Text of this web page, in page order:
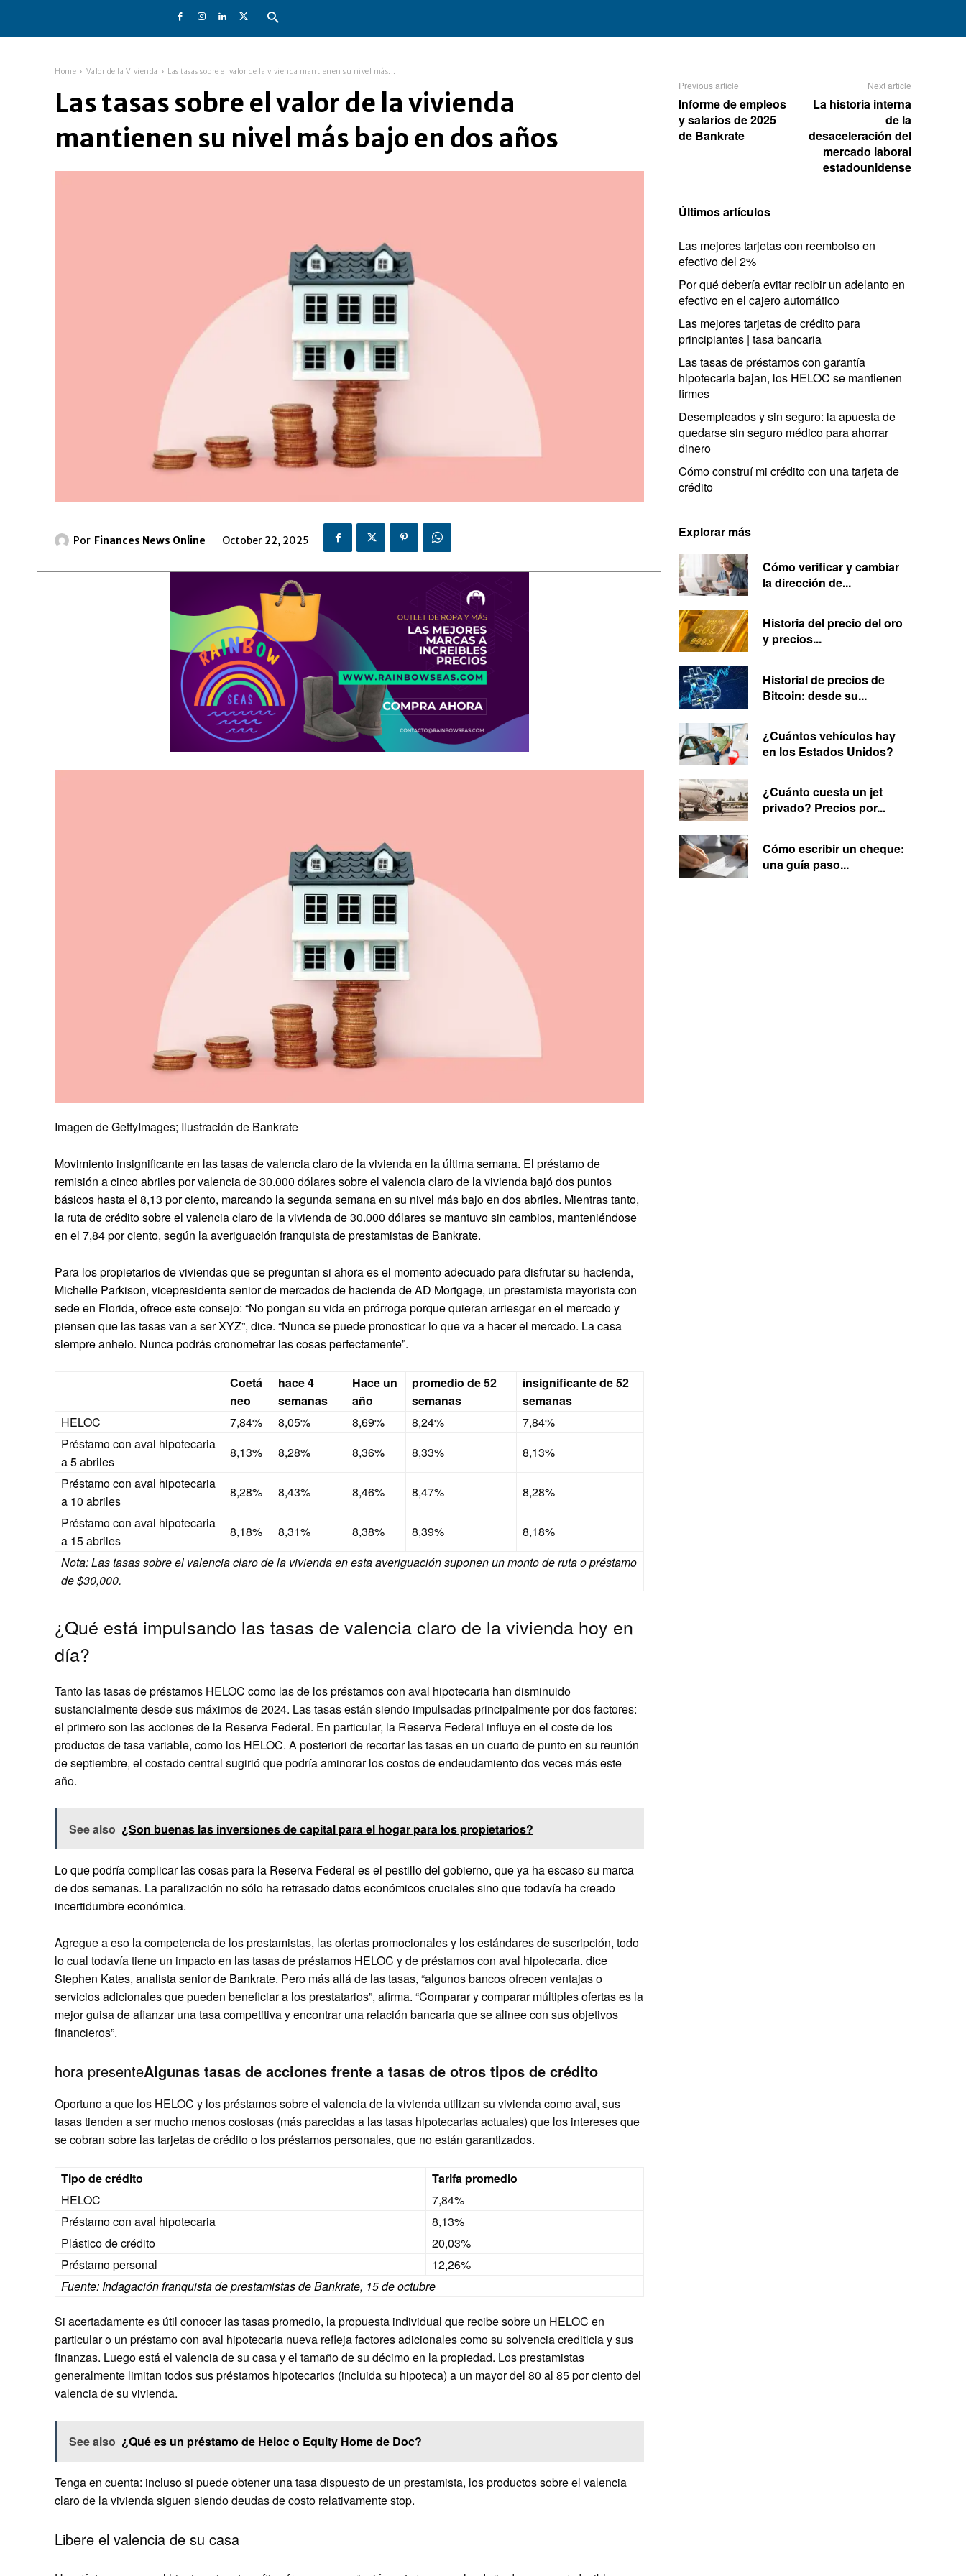
Home Valor de la Vivienda Las tasas sobre el valor de la vivienda mantienen su nivel más...
Las tasas sobre el valor de la vivienda
mantienen su nivel más bajo en dos años
Por Finances News Online October 22, 2025
Imagen de GettyImages; Ilustración de Bankrate
Movimiento insignificante en las tasas de valencia claro de la vivienda en la última semana. El préstamo de
remisión a cinco abriles por valencia de 30.000 dólares sobre el valencia claro de la vivienda bajó dos puntos
básicos hasta el 8,13 por ciento, marcando la segunda semana en su nivel más bajo en dos abriles. Mientras tanto,
la ruta de crédito sobre el valencia claro de la vivienda de 30.000 dólares se mantuvo sin cambios, manteniéndose
en el 7,84 por ciento, según la averiguación franquista de prestamistas de Bankrate.
Para los propietarios de viviendas que se preguntan si ahora es el momento adecuado para disfrutar su hacienda,
Michelle Parkison, vicepresidenta senior de mercados de hacienda de AD Mortgage, un prestamista mayorista con
sede en Florida, ofrece este consejo: “No pongan su vida en prórroga porque quieran arriesgar en el mercado y
piensen que las tasas van a ser XYZ”, dice. “Nunca se puede pronosticar lo que va a hacer el mercado. La casa
siempre anhelo. Nunca podrás cronometrar las cosas perfectamente”.
Coetá
neo
hace 4
semanas
Hace un
año
promedio de 52
semanas
insignificante de 52
semanas
HELOC
7,84% 8,05% 8,69% 8,24%
7,84%
Préstamo con aval hipotecaria
a 5 abriles
8,13% 8,28% 8,36% 8,33%
8,13%
Préstamo con aval hipotecaria
a 10 abriles
8,28% 8,43% 8,46% 8,47%
8,28%
Préstamo con aval hipotecaria
a 15 abriles
8,18% 8,31% 8,38% 8,39%
8,18%
Nota: Las tasas sobre el valencia claro de la vivienda en esta averiguación suponen un monto de ruta o préstamo
de $30,000.
¿Qué está impulsando las tasas de valencia claro de la vivienda hoy en
día?
Tanto las tasas de préstamos HELOC como las de los préstamos con aval hipotecaria han disminuido
sustancialmente desde sus máximos de 2024. Las tasas están siendo impulsadas principalmente por dos factores:
el primero son las acciones de la Reserva Federal. En particular, la Reserva Federal influye en el coste de los
productos de tasa variable, como los HELOC. A posteriori de recortar las tasas en un cuarto de punto en su reunión
de septiembre, el costado central sugirió que podría aminorar los costos de endeudamiento dos veces más este
año.
See also ¿Son buenas las inversiones de capital para el hogar para los propietarios?
Lo que podría complicar las cosas para la Reserva Federal es el pestillo del gobierno, que ya ha escaso su marca
de dos semanas. La paralización no sólo ha retrasado datos económicos cruciales sino que todavía ha creado
incertidumbre económica.
Agregue a eso la competencia de los prestamistas, las ofertas promocionales y los estándares de suscripción, todo
lo cual todavía tiene un impacto en las tasas de préstamos HELOC y de préstamos con aval hipotecaria. dice
Stephen Kates, analista senior de Bankrate. Pero más allá de las tasas, “algunos bancos ofrecen ventajas o
servicios adicionales que pueden beneficiar a los prestatarios”, afirma. “Comparar y comparar múltiples ofertas es la
mejor guisa de afianzar una tasa competitiva y encontrar una relación bancaria que se alinee con sus objetivos
financieros”.
hora presenteAlgunas tasas de acciones frente a tasas de otros tipos de crédito
Oportuno a que los HELOC y los préstamos sobre el valencia de la vivienda utilizan su vivienda como aval, sus
tasas tienden a ser mucho menos costosas (más parecidas a las tasas hipotecarias actuales) que los intereses que
se cobran sobre las tarjetas de crédito o los préstamos personales, que no están garantizados.
Tipo de crédito
Tarifa promedio
HELOC
7,84%
Préstamo con aval hipotecaria
8,13%
Plástico de crédito
20,03%
Préstamo personal
12,26%
Fuente: Indagación franquista de prestamistas de Bankrate, 15 de octubre
Si acertadamente es útil conocer las tasas promedio, la propuesta individual que recibe sobre un HELOC en
particular o un préstamo con aval hipotecaria nueva refleja factores adicionales como su solvencia crediticia y sus
finanzas. Luego está el valencia de su casa y el tamaño de su décimo en la propiedad. Los prestamistas
generalmente limitan todos sus préstamos hipotecarios (incluida su hipoteca) a un mayor del 80 al 85 por ciento del
valencia de su vivienda.
See also ¿Qué es un préstamo de Heloc o Equity Home de Doc?
Tenga en cuenta: incluso si puede obtener una tasa dispuesto de un prestamista, los productos sobre el valencia
claro de la vivienda siguen siendo deudas de costo relativamente stop.
Libere el valencia de su casa
Previous article
Informe de empleos
y salarios de 2025
de Bankrate
Next article
La historia interna
de la
desaceleración del
mercado laboral
estadounidense
Últimos artículos
Las mejores tarjetas con reembolso en
efectivo del 2%
Por qué debería evitar recibir un adelanto en
efectivo en el cajero automático
Las mejores tarjetas de crédito para
principiantes | tasa bancaria
Las tasas de préstamos con garantía
hipotecaria bajan, los HELOC se mantienen
firmes
Desempleados y sin seguro: la apuesta de
quedarse sin seguro médico para ahorrar
dinero
Cómo construí mi crédito con una tarjeta de
crédito
Explorar más
Cómo verificar y cambiar
la dirección de...
Historia del precio del oro
y precios...
Historial de precios de
Bitcoin: desde su...
¿Cuántos vehículos hay
en los Estados Unidos?
¿Cuánto cuesta un jet
privado? Precios por...
Cómo escribir un cheque:
una guía paso...